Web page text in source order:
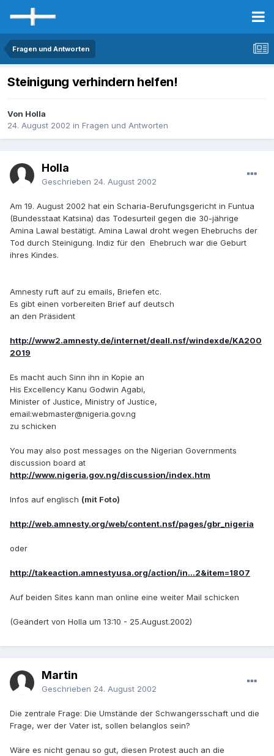
Fragen und Antworten
Steinigung verhindern helfen!
Von Holla
24. August 2002 in Fragen und Antworten
Holla
Geschrieben 24. August 2002
Am 19. August 2002 hat ein Scharia-Berufungsgericht in Funtua
(Bundesstaat Katsina) das Todesurteil gegen die 30-jährige
Amina Lawal bestätigt. Amina Lawal droht wegen Ehebruchs der
Tod durch Steinigung. Indiz für den Ehebruch war die Geburt
ihres Kindes.
Amnesty ruft auf zu emails, Briefen etc.
Es gibt einen vorbereiten Brief auf deutsch
an den Präsident
http://www2.amnesty.de/internet/deall.nsf/windexde/KA200
2019
Es macht auch Sinn ihn in Kopie an
His Excellency Kanu Godwin Agabi,
Minister of Justice, Ministry of Justice,
email:webmaster@nigeria.gov.ng
zu schicken
You may also post messages on the Nigerian Governments
discussion board at
http://www.nigeria.gov.ng/discussion/index.htm
Infos auf englisch (mit Foto)
http://web.amnesty.org/web/content.nsf/pages/gbr_nigeria
oder
http://takeaction.amnestyusa.org/action/in...2&item=1807
Auf beiden Sites kann man online eine weiter Mail schicken
(Geändert von Holla um 13:10 - 25.August.2002)
Martin
Geschrieben 24. August 2002
Die zentrale Frage: Die Umstände der Schwangersschaft und die
Frage, wer der Vater ist, sollen belanglos sein?
Wäre es nicht genau so gut, diesen Protest auch an die